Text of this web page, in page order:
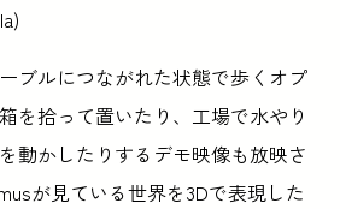
ブルにつながれた状態で歩くオプ
を拾って置いたり、工場で水やり
動かしたりするデモ映像も放映さ
が見ている世界を3Dで表現した